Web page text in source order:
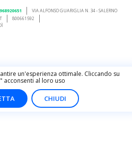
VIA ALFONSO GUARIGLIA N. 34 - SALERNO
800661592
un'esperienza ottimale. Cliccando su
acconsenti al loro uso
CHIUDI